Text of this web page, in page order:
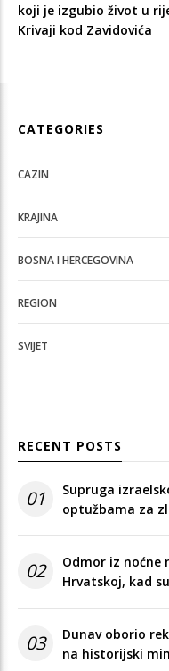
koji je izgubio život u
Krivaji kod Zavidovića
CATEGORIES
CAZIN
KRAJINA
BOSNA I HERCEGOVINA
REGION
SVIJET
RECENT POSTS
01
Supruga
optužbama za
02
Odmor iz noćne
Hrvatskoj, kad
03
Dunav oborio
na historijski